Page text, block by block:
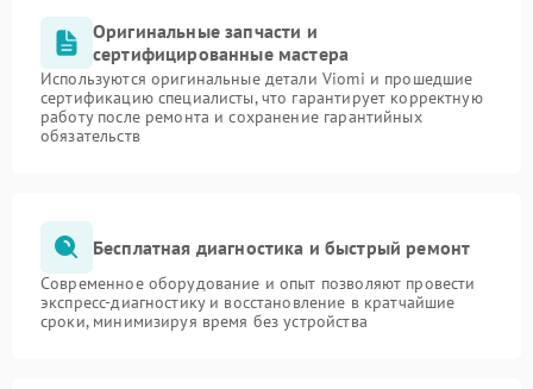
Оригинальные запчасти и
сертифицированные мастера
Используются оригинальные детали Viomi и прошедшие
сертификацию специалисты, что гарантирует корректную
работу после ремонта и сохранение гарантийных
обязательств
Бесплатная диагностика и быстрый ремонт
Современное оборудование и опыт позволяют провести
экспресс-диагностику и восстановление в кратчайшие
сроки, минимизируя время без устройства